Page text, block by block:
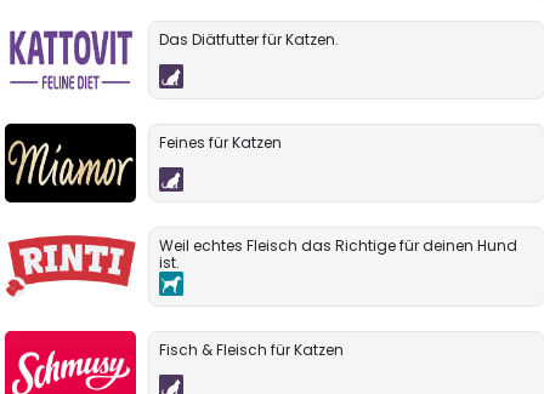
Das Diätfutter für Katzen.
Feines für Katzen
Weil echtes Fleisch das Richtige für deinen Hund
ist.
Fisch & Fleisch für Katzen